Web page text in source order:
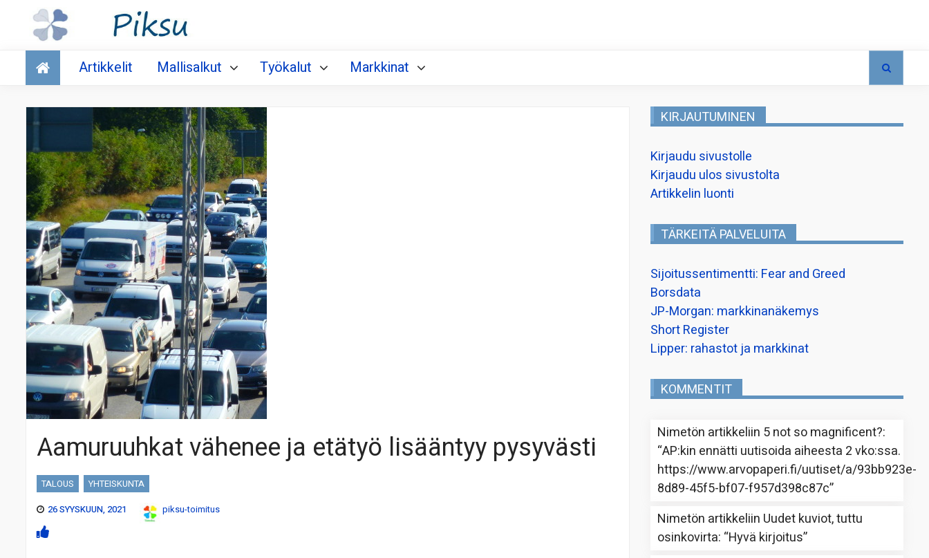
Talous
Artikkelit Mallisalkut Työkalut Markkinat
Aamuruuhkat vähenee ja etätyö lisääntyy pysyvästi
TALOUS
YHTEISKUNTA
26 SYYSKUUN, 2021
piksu-toimitus
KIRJAUTUMINEN
Kirjaudu sivustolle
Kirjaudu ulos sivustolta
Artikkelin luonti
TÄRKEITÄ PALVELUITA
Sijoitussentimentti: Fear and Greed
Borsdata
JP-Morgan: markkinanäkemys
Short Register
Lipper: rahastot ja markkinat
KOMMENTIT
Nimetön artikkeliin 5 not so magnificent?:
“AP:kin ennätti uutisoida aiheesta 2 vko:ssa.
https://www.arvopaperi.fi/uutiset/a/93bb923e-
8d89-45f5-bf07-f957d398c87c”
Nimetön artikkeliin Uudet kuviot, tuttu
osinkovirta: “Hyvä kirjoitus”